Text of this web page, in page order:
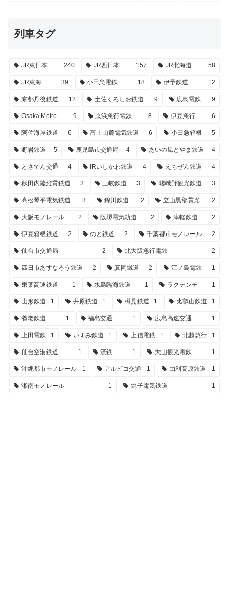
列車タグ
JR東日本 240 JR西日本 157 JR北海道 58
JR東海 39 小田急電鉄 18 伊予鉄道 12
京都丹後鉄道 12 土佐くろしお鉄道 9 広島電鉄 9
Osaka Metro 9 京浜急行電鉄 8 伊豆急行 6
阿佐海岸鉄道 6 富士山麓電気鉄道 6 小田急箱根 5
野岩鉄道 5 鹿児島市交通局 4 あいの風とやま鉄道 4
とさでん交通 4 IRいしかわ鉄道 4 えちぜん鉄道 4
秋田内陸縦貫鉄道 3 三岐鉄道 3 嵯峨野観光鉄道 3
高松琴平電気鉄道 3 錦川鉄道 2 立山黒部貫光 2
大阪モノレール 2 阪堺電気軌道 2 津軽鉄道 2
伊豆箱根鉄道 2 のと鉄道 2 千葉都市モノレール 2
仙台市交通局 2 北大阪急行電鉄 2
四日市あすなろう鉄道 2 真岡鐵道 2 江ノ島電鉄 1
東葉高速鉄道 1 水島臨海鉄道 1 ラクテンチ 1
山形鉄道 1 井原鉄道 1 樽見鉄道 1 比叡山鉄道 1
養老鉄道 1 福島交通 1 広島高速交通 1
上田電鉄 1 いすみ鉄道 1 上信電鉄 1 北越急行 1
仙台空港鉄道 1 流鉄 1 大山観光電鉄 1
沖縄都市モノレール 1 アルピコ交通 1 由利高原鉄道 1
湘南モノレール 1 銚子電気鉄道 1